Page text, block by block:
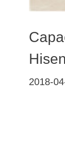
2018-